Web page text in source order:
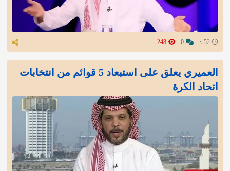
العميري يعلق على استبعاد 5 قوائم من انتخابات
اتحاد الكرة